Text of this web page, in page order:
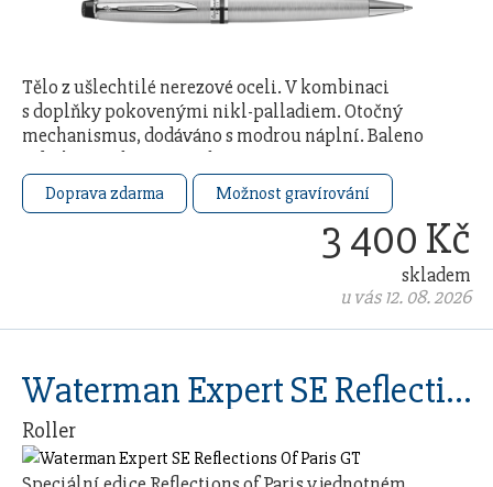
Tělo z ušlechtilé nerezové oceli. V kombinaci
s doplňky pokovenými nikl-palladiem. Otočný
mechanismus, dodáváno s modrou náplní. Baleno
v dárkovém boxu. Vyrobeno ve …
Doprava zdarma Možnost gravírování
3 400 Kč
skladem
u vás 12. 08. 2026
Waterman Expert SE Reflections Of Paris GT
Roller